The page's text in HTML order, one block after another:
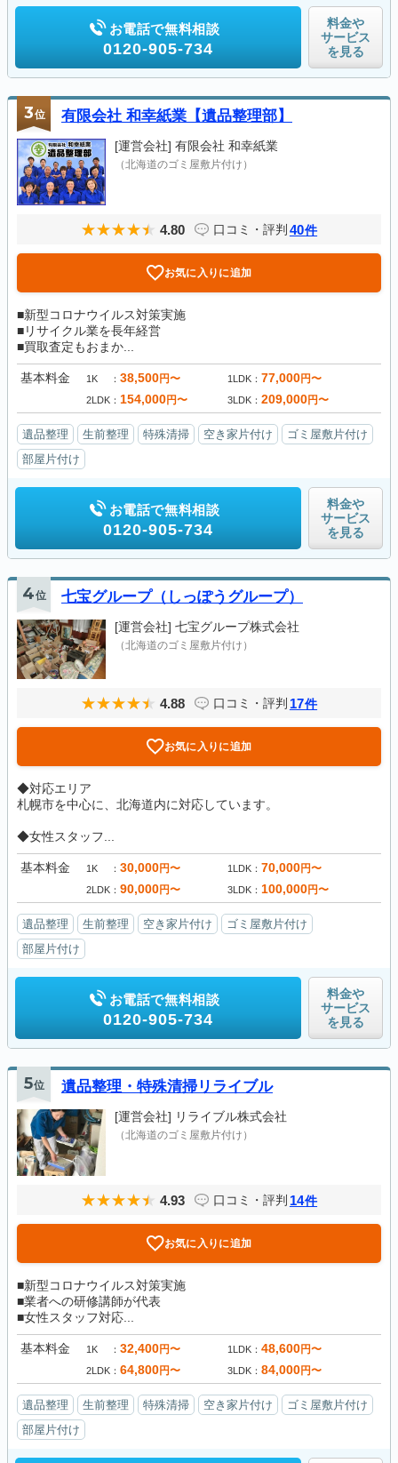
お電話で無料相談
0120-905-734
料金や
サービス
を見る
3位 有限会社 和幸紙業【遺品整理部】
[運営会社] 有限会社 和幸紙業
（北海道のゴミ屋敷片付け）
4.80 口コミ・評判 40件
お気に入りに追加
■新型コロナウイルス対策実施
■リサイクル業を長年経営
■買取査定もおまか...
基本料金 1K 38,500円〜 1LDK 77,000円〜
2LDK 154,000円〜 3LDK 209,000円〜
遺品整理 生前整理 特殊清掃 空き家片付け
ゴミ屋敷片付け
部屋片付け
お電話で無料相談
0120-905-734
料金や
サービス
を見る
4位 七宝グループ（しっぽうグループ）
[運営会社] 七宝グループ株式会社
（北海道のゴミ屋敷片付け）
4.88 口コミ・評判 17件
お気に入りに追加
◆対応エリア
札幌市を中心に、北海道内に対応しています。
◆女性スタッフ...
基本料金 1K 30,000円〜 1LDK 70,000円〜
2LDK 90,000円〜 3LDK 100,000円〜
遺品整理 生前整理 空き家片付け
ゴミ屋敷片付け
部屋片付け
お電話で無料相談
0120-905-734
料金や
サービス
を見る
5位 遺品整理・特殊清掃リライブル
[運営会社] リライブル株式会社
（北海道のゴミ屋敷片付け）
4.93 口コミ・評判 14件
お気に入りに追加
■新型コロナウイルス対策実施
■業者への研修講師が代表
■女性スタッフ対応...
基本料金 1K 32,400円〜 1LDK 48,600円〜
2LDK 64,800円〜 3LDK 84,000円〜
遺品整理 生前整理 特殊清掃 空き家片付け
ゴミ屋敷片付け
部屋片付け